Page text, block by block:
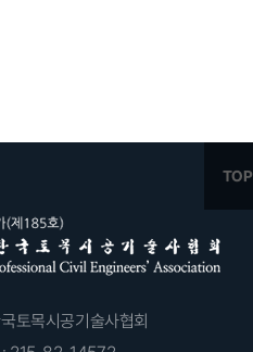
토목시공기술사협회